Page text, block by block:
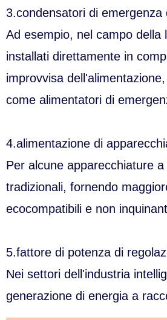
3.condensatori di emergenza
Ad esempio, nel campo della
installati direttamente in
improvvisa
come alimentatori di
4.alimentazione di
Per alcune apparecchiature
tradizionali, fornendo
ecocompatibili e non
5.fattore di potenza di
Nei settori dell'industria
generazione di energia a